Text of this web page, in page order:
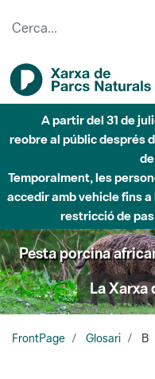
A partir del 31 de
reobre al públic després
Temporalment, les
accedir amb vehicle fins
restricció de
Pesta porcina
La Xarxa
FrontPage Glosari B